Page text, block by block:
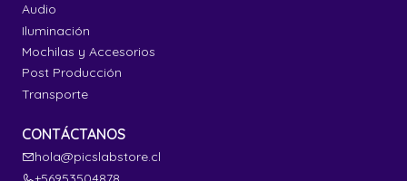
Audio
Iluminación
Mochilas y Accesorios
Post Producción
Transporte
CONTÁCTANOS
hola@picslabstore.cl